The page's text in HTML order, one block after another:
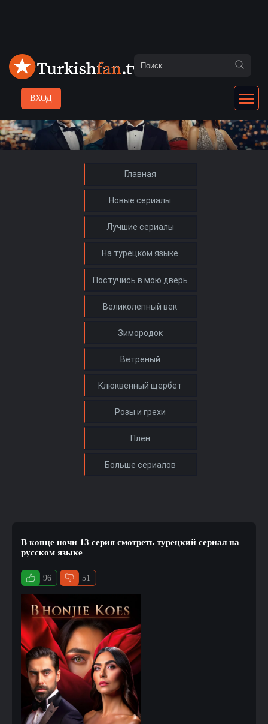
ВХОД
Главная
Новые сериалы
Лучшие сериалы
На турецком языке
В конце ночи 13 серия смотреть турецкий сериал на
русском языке
96 51